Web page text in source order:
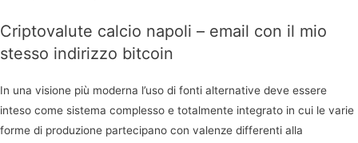
Criptovalute calcio napoli – email con il mio
stesso indirizzo bitcoin
In una visione più moderna l’uso di fonti alternative deve essere
inteso come sistema complesso e totalmente integrato in cui le varie
forme di produzione partecipano con valenze differenti alla